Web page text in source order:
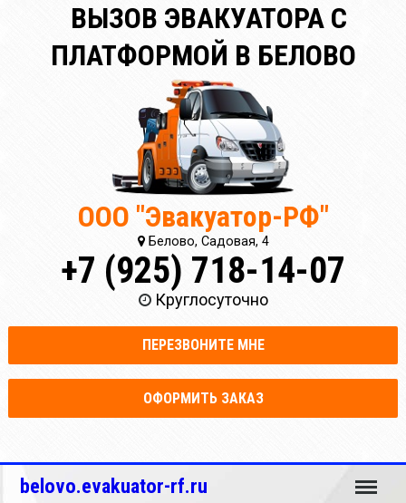
ВЫЗОВ ЭВАКУАТОРА С
ПЛАТФОРМОЙ В БЕЛОВО
ООО "Эвакуатор-РФ"
Белово, Садовая, 4
+7 (925) 718-14-07
Круглосуточно
ПЕРЕЗВОНИТЕ МНЕ
ОФОРМИТЬ ЗАКАЗ
belovo.evakuator-rf.ru Меню